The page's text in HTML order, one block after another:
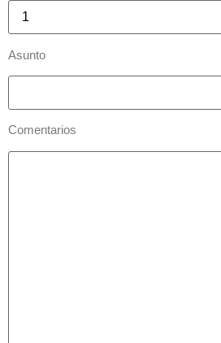
Asunto
Comentarios